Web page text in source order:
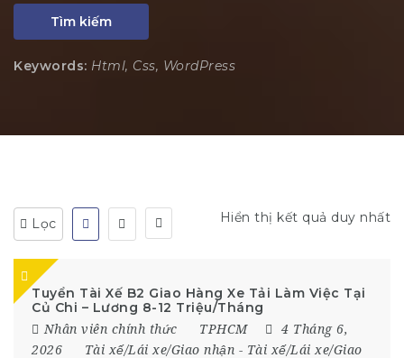
Tìm kiếm
Keywords: Html, Css, WordPress
Lọc Hiển thị kết quả duy nhất
Tuyển Tài Xế B2 Giao Hàng Xe Tải Làm Việc Tại
Củ Chi – Lương 8-12 Triệu/Tháng
Nhân viên chính thức TPHCM
4 Tháng 6,
2026
Tài xế/Lái xe/Giao nhận - Tài xế/Lái xe/Giao